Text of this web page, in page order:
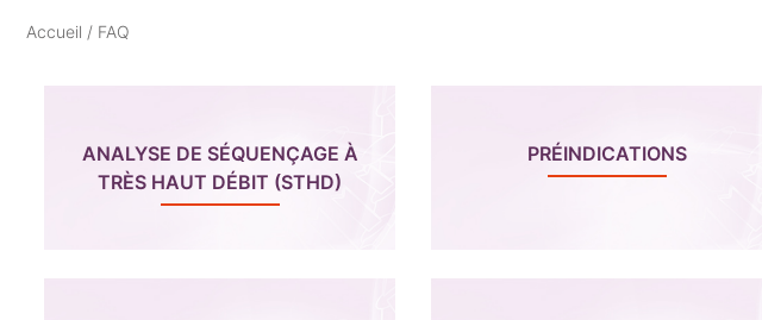
Accueil / FAQ
ANALYSE DE SÉQUENÇAGE À
TRÈS HAUT DÉBIT (STHD)
PRÉINDICATIONS